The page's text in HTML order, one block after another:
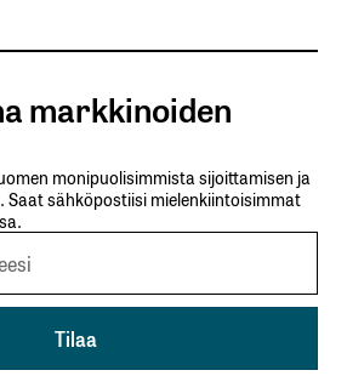
uutiskirje
markkinoiden
monipuolisimmista sijoittamisen ja
sähköpostiisi mielenkiintoisimmat